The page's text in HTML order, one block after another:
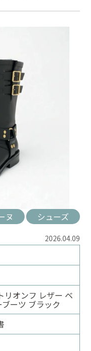
ヌ シューズ
2026.04.09
リオンフ レザー ベ
ーツ ブラック